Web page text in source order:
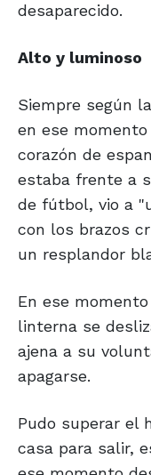
desaparecido.
Alto y luminoso
Siempre según
en ese
corazón de
estaba frente a
de fútbol, vio a
con los brazos
un resplandor
En ese
linterna se
ajena a su
apagarse.
Pudo superar el
casa para salir,